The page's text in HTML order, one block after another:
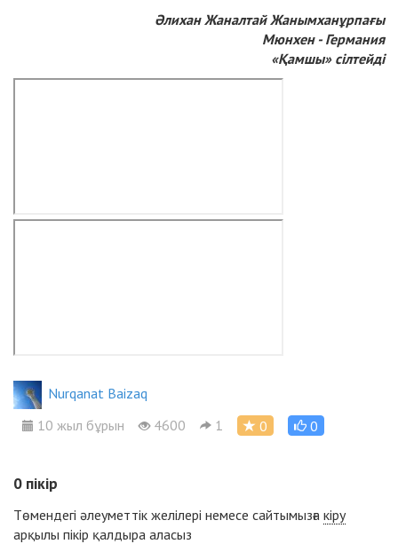
Әлихан Жаналтай Жанымханұрпағы
Мюнхен - Германия
«Қамшы» сілтейді
Nurqanat Baizaq
10 жыл бұрын
4600 1 0 0
0 пікір
Төмендегі әлеуметтік желілері немесе сайтымызға кіру
арқылы пікір қалдыра аласыз